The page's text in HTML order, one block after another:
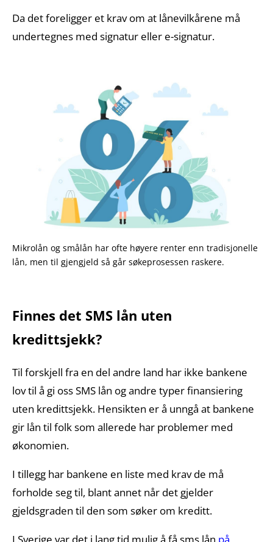
Da det foreligger et krav om at lånevilkårene må
undertegnes med signatur eller e-signatur.
Mikrolån og smålån har ofte høyere renter enn tradisjonelle
lån, men til gjengjeld så går søkeprosessen raskere.
Finnes det SMS lån uten
kredittsjekk?
Til forskjell fra en del andre land har ikke bankene
lov til å gi oss SMS lån og andre typer finansiering
uten kredittsjekk. Hensikten er å unngå at bankene
gir lån til folk som allerede har problemer med
økonomien.
I tillegg har bankene en liste med krav de må
forholde seg til, blant annet når det gjelder
gjeldsgraden til den som søker om kreditt.